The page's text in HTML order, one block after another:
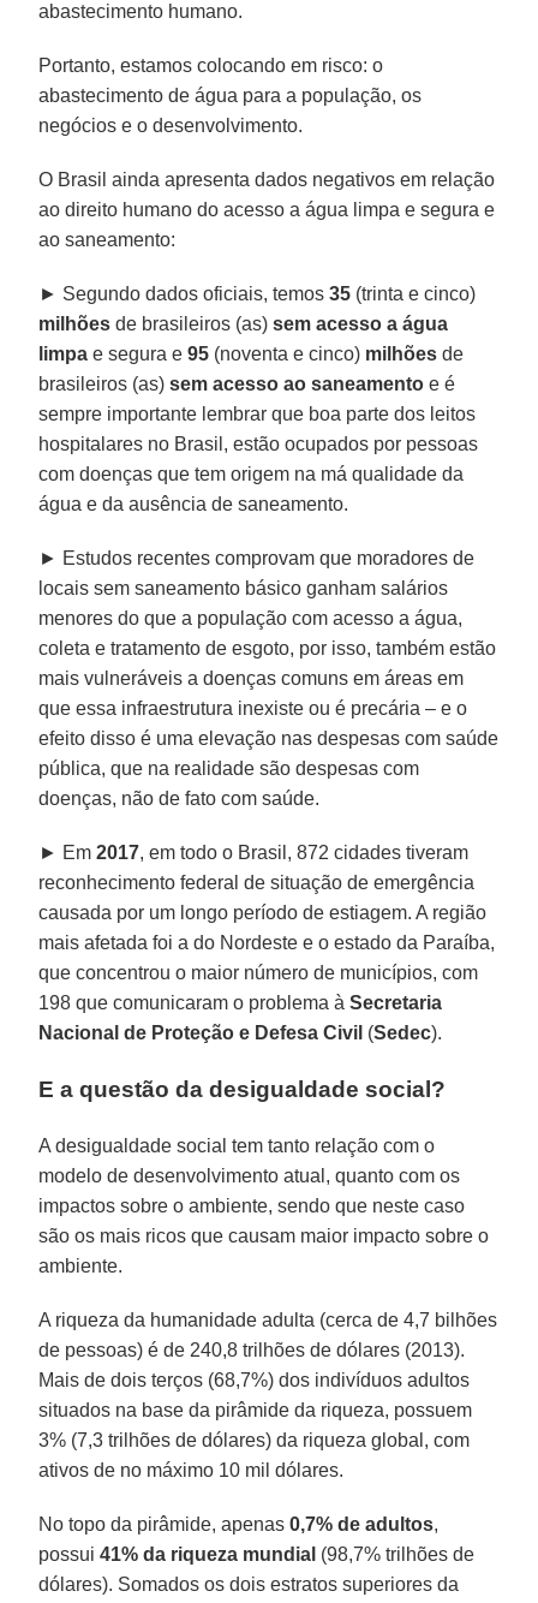
abastecimento humano.
Portanto, estamos colocando em risco: o
abastecimento de água para a população, os
negócios e o desenvolvimento.
O Brasil ainda apresenta dados negativos em relação
ao direito humano do acesso a água limpa e segura e
ao saneamento:
► Segundo dados oficiais, temos35 (trinta e cinco)
milhões de brasileiros (as)sem acesso a água
limpa e segura e95 (noventa e cinco) milhões de
brasileiros (as)sem acesso ao saneamento e é
sempre importante lembrar que boa parte dos leitos
hospitalares no Brasil, estão ocupados por pessoas
com doenças que tem origem na má qualidade da
água e da ausência de saneamento.
► Estudos recentes comprovam que moradores de
locais sem saneamento básico ganham salários
menores do que a população com acesso a água,
coleta e tratamento de esgoto, por isso, também estão
mais vulneráveis a doenças comuns em áreas em
que essa infraestrutura inexiste ou é precária – e o
efeito disso é uma elevação nas despesas com saúde
pública, que na realidade são despesas com
doenças, não de fato com saúde.
► Em2017, em todo o Brasil, 872 cidades tiveram
reconhecimento federal de situação de emergência
causada por um longo período de estiagem. A região
mais afetada foi a do Nordeste e o estado da Paraíba,
que concentrou o maior número de municípios, com
198 que comunicaram o problema àSecretaria
Nacional de Proteção e Defesa Civil (Sedec).
E a questão da desigualdade social?
A desigualdade social tem tanto relação com o
modelo de desenvolvimento atual, quanto com os
impactos sobre o ambiente, sendo que neste caso
são os mais ricos que causam maior impacto sobre o
ambiente.
A riqueza da humanidade adulta (cerca de 4,7 bilhões
de pessoas) é de 240,8 trilhões de dólares (2013).
Mais de dois terços (68,7%) dos indivíduos adultos
situados na base da pirâmide da riqueza, possuem
3% (7,3 trilhões de dólares) da riqueza global, com
ativos de no máximo 10 mil dólares.
No topo da pirâmide, apenas 0,7% de adultos,
possui41% da riqueza mundial (98,7% trilhões de
dólares). Somados os dois estratos superiores da